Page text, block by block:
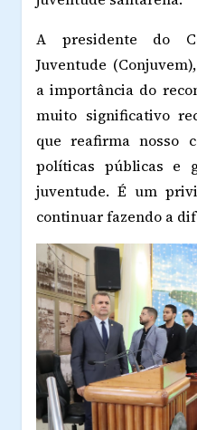
A presidente do
Juventude
a importância do
muito significativo
que reafirma nosso
políticas públicas e
juventude. É um
continuar fazendo a